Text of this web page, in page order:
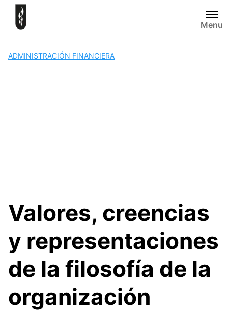
Skip
content
Menu
ADMINISTRACIÓN FINANCIERA
Valores, creencias
y representaciones
de la filosofía de la
organización